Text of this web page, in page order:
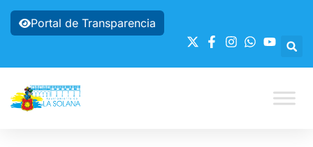
Portal de Transparencia